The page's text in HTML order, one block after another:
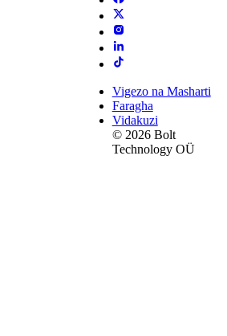
Vigezo na Masharti
Faragha
Vidakuzi
© 2026 Bolt
Technology OÜ